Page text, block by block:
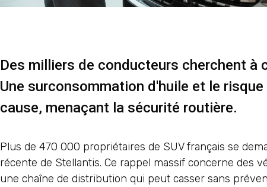
Des milliers de conducteurs cherchent à
Une surconsommation d'huile et le
cause, menaçant la sécurité routière.
Plus de 470 000 propriétaires de SUV français se
récente de Stellantis. Ce rappel massif concerne des
une chaîne de distribution qui peut casser sans